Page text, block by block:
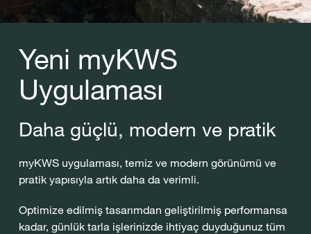
Yeni myKWS
Uygulaması
Daha güçlü, modern ve pratik
myKWS uygulaması, temiz ve modern görünümü ve
pratik yapısıyla artık daha da verimli.
Optimize edilmiş tasarımdan geliştirilmiş performansa
kadar, günlük tarla işlerinizde ihtiyaç duyduğunuz tüm